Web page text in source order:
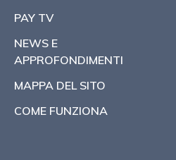
PAY TV
NEWS E
APPROFONDIMENTI
MAPPA DEL SITO
COME FUNZIONA